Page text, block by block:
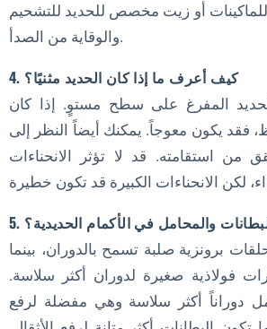
أو زيت مخصص للحديد للتشحيم
والوقاية من الصدأ.
4. كيف أعرف ما إذا كان الحديد مثنيًا؟
المفرغ على سطح مستوٍ. إذا كان
فقد يكون معوجاً. يمكنك أيضاً النظر إلى
من استقامته. قد لا تؤثر الانحناءات
والمحامل في الأكمام الحديدية؟
برونزية صلبة تسمح بالدوران، بينما
فولاذية صغيرة لدوران أكثر سلاسة.
دوراناً أكثر سلاسة وهي مفضلة لرفع